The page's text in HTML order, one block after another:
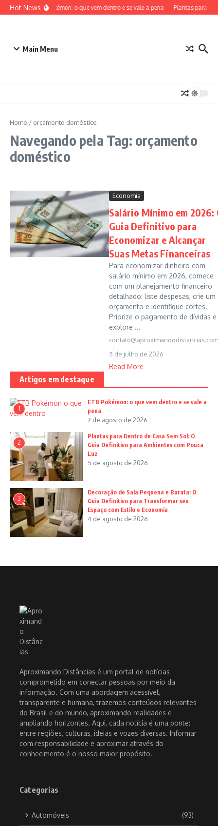
Ir para o conteúdo
Hot NewsETB Pokémon: o que vem dentro e se vale a pena Plantas para
Main Menu
Home / orçamento doméstico
Navegando pela Tag: orçamento
doméstico
Economia
Salário Mínimo em 2026:
Guia Definitivo para
Economizar e Alcançar
Suas Metas Financeiras
Para economizar dinheiro com
salário mínimo em 2026, comece
com um planejamento financeiro
detalhado: liste despesas, crie um
orçamento e identifique cortes.
Priorize o pagamento de dívidas e
explore ...
5 de julho de 2026
Read More
Artigos em destaque
1
ETB Pokémon: o que vem dentro e se vale a
pena
7 de agosto de 2026
2
Plantas para Dentro de Casa Sem Sol: O
Guia Definitivo para Ambientes com Pouca
Luz
5 de agosto de 2026
3
Decoração de Sala Pequena e Barata: O
Guia Definitivo para Transformar seu
Espaço com Estilo e Economia
4 de agosto de 2026
Aproximando Distâncias é um portal de notícias
comprometido em conectar pessoas por meio da
informação. Com uma abordagem acessível,
transparente e humana, trazemos conteúdos relevantes
do Brasil e do mundo, aproximando realidades e
ampliando horizontes. Aqui, cada notícia é uma ponte:
entre regiões, culturas, ideias e vozes diversas. Informar
com responsabilidade e aproximar através do
conhecimento é o nosso maior propósito.
Categorias
Automóveis (93)